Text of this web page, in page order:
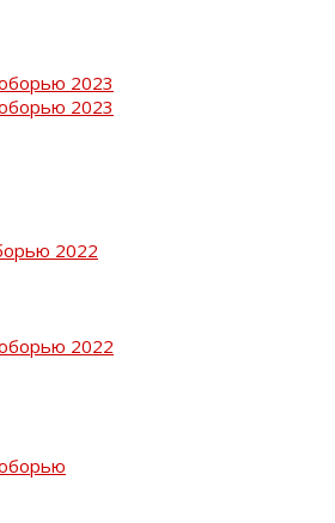
2023
2023
2022
2022